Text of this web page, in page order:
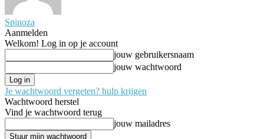
Spinoza
Aanmelden
Welkom! Log in op je account
jouw gebruikersnaam
jouw wachtwoord
Je wachtwoord vergeten? hulp krijgen
Wachtwoord herstel
Vind je wachtwoord terug
jouw mailadres